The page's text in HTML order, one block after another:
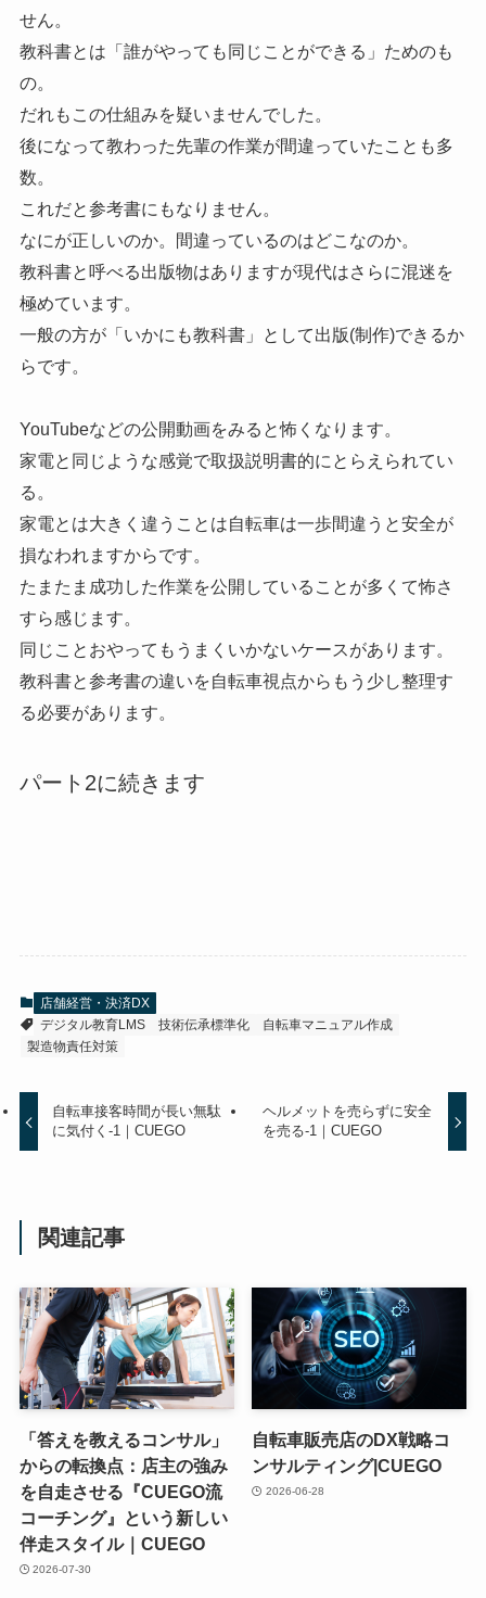
せん。
教科書とは「誰がやっても同じことができる」ためのも
の。
だれもこの仕組みを疑いませんでした。
後になって教わった先輩の作業が間違っていたことも多
数。
これだと参考書にもなりません。
なにが正しいのか。間違っているのはどこなのか。
教科書と呼べる出版物はありますが現代はさらに混迷を
極めています。
一般の方が「いかにも教科書」として出版(制作)できるか
らです。
YouTubeなどの公開動画をみると怖くなります。
家電と同じような感覚で取扱説明書的にとらえられてい
る。
家電とは大きく違うことは自転車は一歩間違うと安全が
損なわれますからです。
たまたま成功した作業を公開していることが多くて怖さ
すら感じます。
同じことおやってもうまくいかないケースがあります。
教科書と参考書の違いを自転車視点からもう少し整理す
る必要があります。
パート2に続きます
店舗経営・決済DX
デジタル教育LMS
技術伝承標準化
自転車マニュアル作成
製造物責任対策
自転車接客時間が長い無駄
に気付く-1｜CUEGO
ヘルメットを売らずに安全
を売る-1｜CUEGO
関連記事
「答えを教えるコンサル」
からの転換点：店主の強み
を自走させる『CUEGO流
コーチング』という新しい
伴走スタイル｜CUEGO
2026-07-30
自転車販売店のDX戦略コ
ンサルティング|CUEGO
2026-06-28